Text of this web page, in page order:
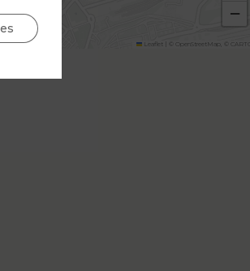
−
Leaflet OpenStreetMap CARTO